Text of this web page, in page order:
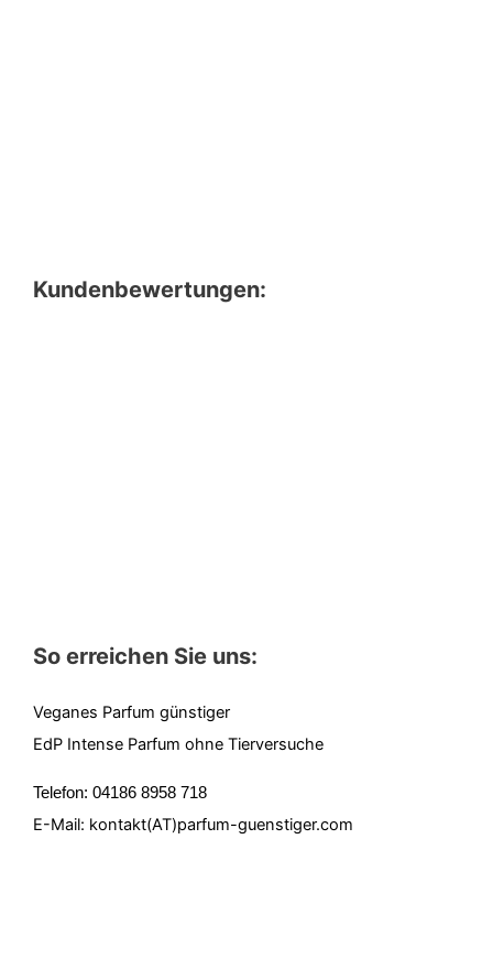
Kundenbewertungen:
So erreichen Sie uns:
Veganes Parfum günstiger
EdP Intense Parfum ohne Tierversuche
Telefon: 04186 8958 718
E-Mail: kontakt(AT)parfum-guenstiger.com